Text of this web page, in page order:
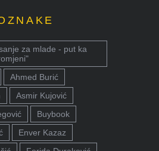
za mlade - put ka
Ahmed Burić
Asmir Kujović
Buybook
Enver Kazaz